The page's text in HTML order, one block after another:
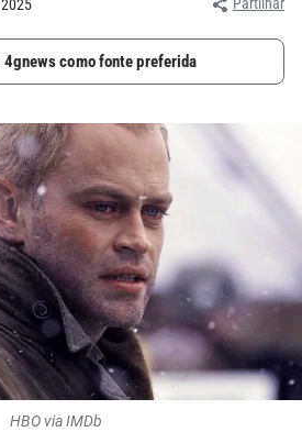
como fonte preferida
HBO via IMDb